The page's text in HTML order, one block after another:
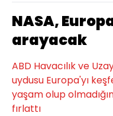
NASA,
arayacak
ABD Havacılık ve
uydusu Europa'yı
yaşam olup
fırlattı